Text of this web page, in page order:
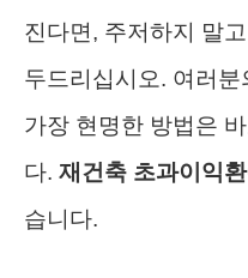
진다면, 주저하지 말
두드리십시오. 여러
가장 현명한 방법은
다. 재건축 초과이익환
습니다.